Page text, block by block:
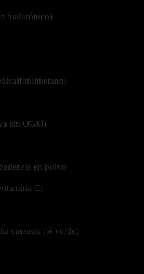
hialurónico)
sin OGM)
en polvo
C)
sinensis (té verde)